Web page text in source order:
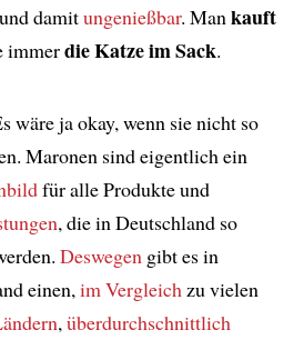
damitungenießbar. Man kauft
immerdie Katze im Sack.
wäre ja okay, wenn sie nicht so
Maronen sind eigentlich ein
für alle Produkte und
, die in Deutschland so
Deswegen gibt es in
einen, im Vergleich zu vielen
, überdurchschnittlich